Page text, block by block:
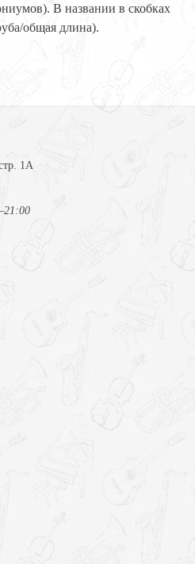
В названии в скобках
общая длина).
1А